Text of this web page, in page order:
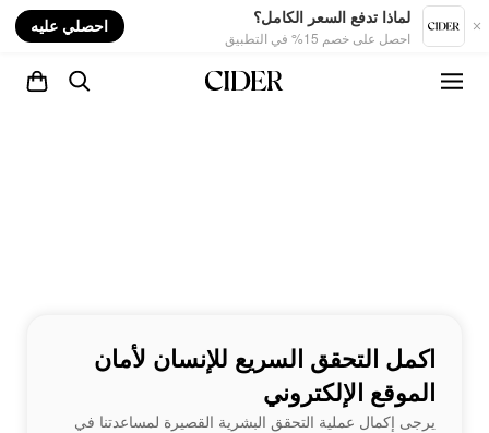
لماذا تدفع السعر الكامل؟
احصل على خصم 15% في التطبيق
احصلي عليه
اكمل التحقق السريع للإنسان لأمان
الموقع الإلكتروني
يرجى إكمال عملية التحقق البشرية القصيرة لمساعدتنا في